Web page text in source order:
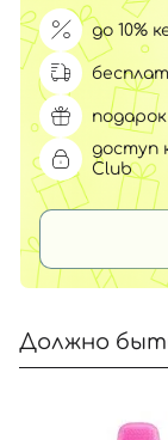
до 10%
доступ
Club
Должно